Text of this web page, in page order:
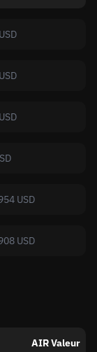
USD
USD
AIR Valeur